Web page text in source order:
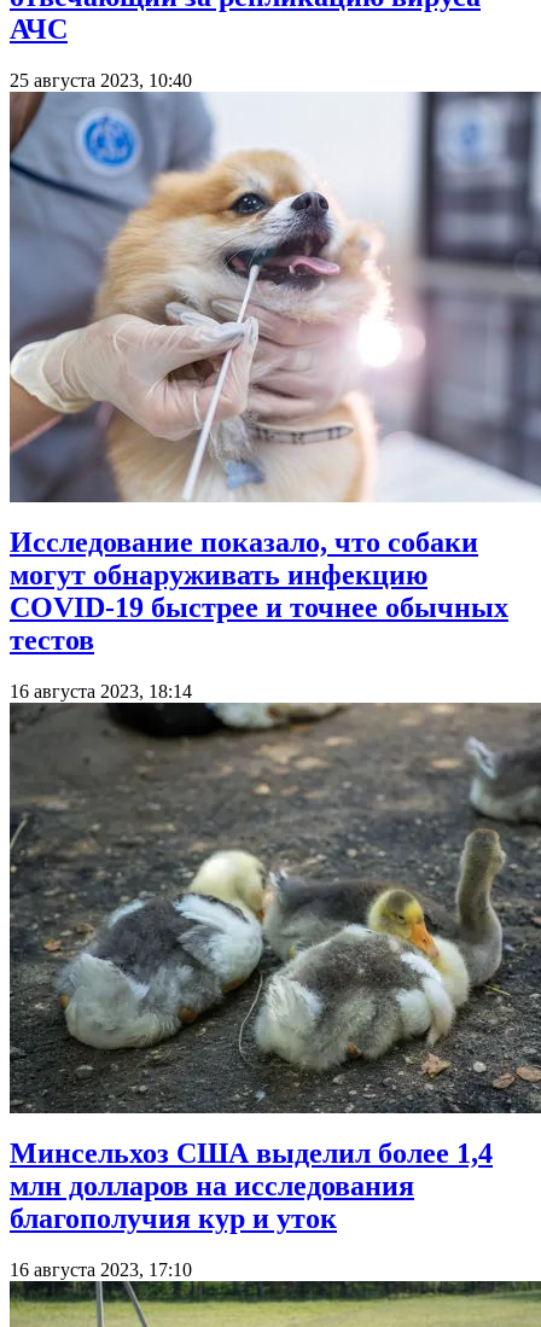
АЧС
25 августа 2023, 10:40
Исследование показало, что собаки
могут обнаруживать инфекцию
COVID-19 быстрее и точнее обычных
тестов
16 августа 2023, 18:14
Минсельхоз США выделил более 1,4
млн долларов на исследования
благополучия кур и уток
16 августа 2023, 17:10